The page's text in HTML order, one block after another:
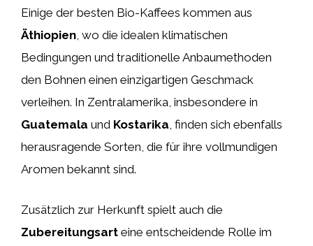
Einige der besten Bio-Kaffees kommen aus
Äthiopien, wo die idealen klimatischen
Bedingungen und traditionelle Anbaumethoden
den Bohnen einen einzigartigen Geschmack
verleihen. In Zentralamerika, insbesondere in
Guatemala und Kostarika, finden sich ebenfalls
herausragende Sorten, die für ihre vollmundigen
Aromen bekannt sind.
Zusätzlich zur Herkunft spielt auch die
Zubereitungsart eine entscheidende Rolle im